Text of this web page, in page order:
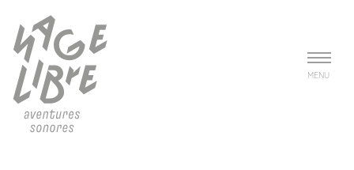
MENU